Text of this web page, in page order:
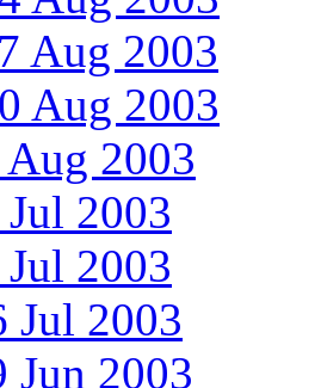
Aug 2003
Aug 2003
2003
2003
2003
Jul 2003
Jun 2003